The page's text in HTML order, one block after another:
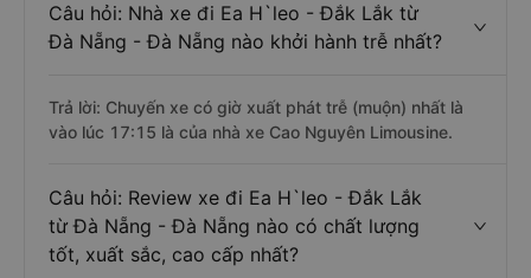
Câu hỏi: Nhà xe đi Ea H`leo - Đắk Lắk từ
Đà Nẵng - Đà Nẵng nào khởi hành trễ nhất?
Trả lời: Chuyến xe có giờ xuất phát trễ (muộn) nhất là
vào lúc 17:15 là của nhà xe Cao Nguyên Limousine.
Câu hỏi: Review xe đi Ea H`leo - Đắk Lắk
từ Đà Nẵng - Đà Nẵng nào có chất lượng
tốt, xuất sắc, cao cấp nhất?